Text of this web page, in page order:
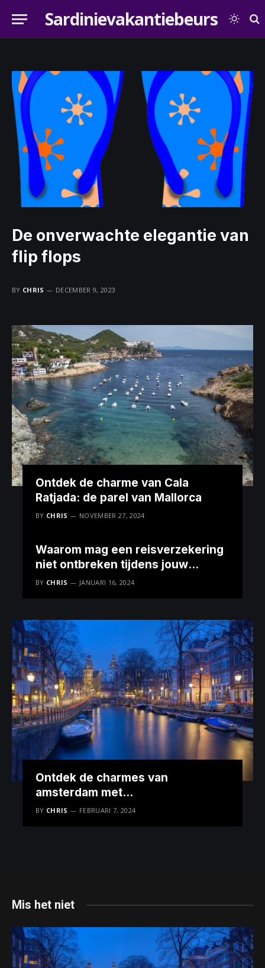
Sardinievakantiebeurs
De onverwachte elegantie van
flip flops
BY CHRIS DECEMBER 9, 2023
Ontdek de charme van Cala
Ratjada: de parel van Mallorca
BY CHRIS NOVEMBER 27, 2024
Waarom mag een reisverzekering
niet ontbreken tijdens jouw
wintersportvakantie?
BY CHRIS JANUARI 16, 2024
Ontdek de charmes van
amsterdam met
amsterdamtourguide.nl
BY CHRIS FEBRUARI 7, 2024
Mis het niet